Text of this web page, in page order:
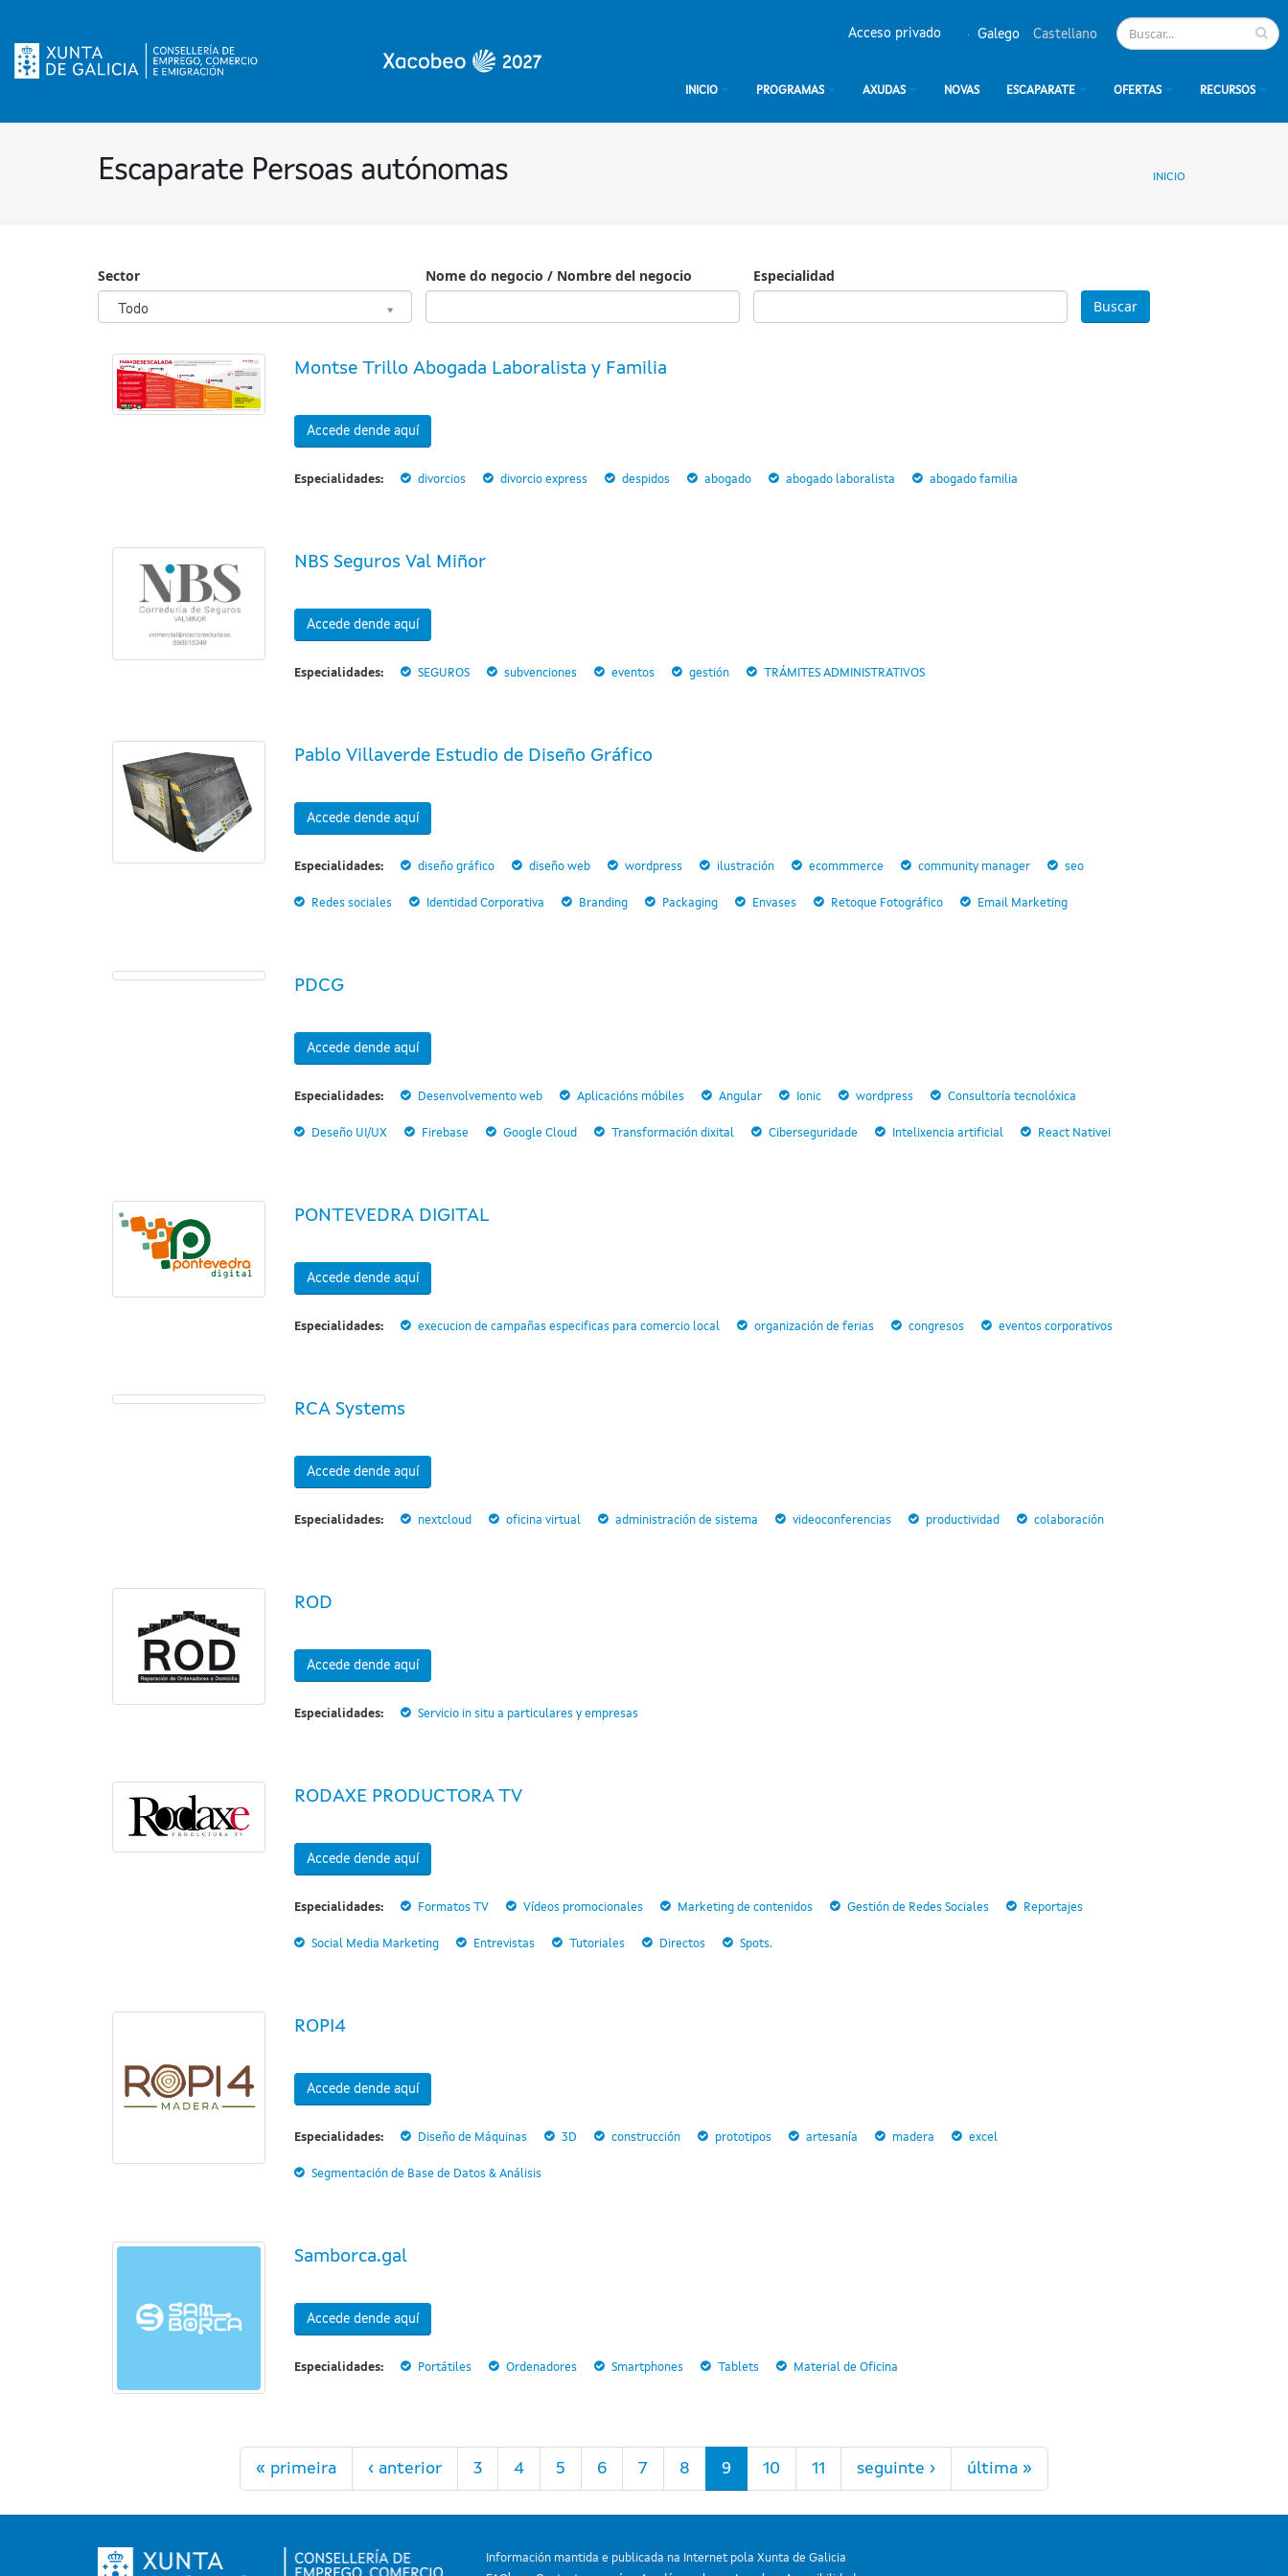
Galego Castellano
Acceso privado
INICIO PROGRAMAS AXUDAS NOVAS ESCAPARATE OFERTAS RECURSOS
Escaparate Persoas autónomas INICIO
Sector
Todo
Sector
Nome do negocio / Nombre del negocio
Especialidad
Montse Trillo Abogada Laboralista y Familia
Accede dende aquí
Especialidades: divorcios divorcio express despidos abogado abogado laboralista abogado familia
NBS Seguros Val Miñor
Accede dende aquí
Especialidades: SEGUROS subvenciones eventos gestión TRÁMITES ADMINISTRATIVOS
Pablo Villaverde Estudio de Diseño Gráfico
Accede dende aquí
Especialidades: diseño gráfico diseño web wordpress ilustración ecommmerce community manager seo
Redes sociales Identidad Corporativa Branding Packaging Envases Retoque Fotográfico Email Marketing
PDCG
Accede dende aquí
Especialidades: Desenvolvemento web Aplicacións móbiles Angular Ionic wordpress Consultoría tecnolóxica
Deseño UI/UX Firebase Google Cloud Transformación dixital Ciberseguridade Intelixencia artificial React Nativei
PONTEVEDRA DIGITAL
Accede dende aquí
Especialidades: execucion de campañas especificas para comercio local organización de ferias congresos eventos corporativos
RCA Systems
Accede dende aquí
Especialidades: nextcloud oficina virtual administración de sistema videoconferencias productividad colaboración
ROD
Accede dende aquí
Especialidades: Servicio in situ a particulares y empresas
RODAXE PRODUCTORA TV
Accede dende aquí
Especialidades: Formatos TV Vídeos promocionales Marketing de contenidos Gestión de Redes Sociales Reportajes
Social Media Marketing Entrevistas Tutoriales Directos Spots.
ROPI4
Accede dende aquí
Especialidades: Diseño de Máquinas 3D construcción prototipos artesanía madera excel
Segmentación de Base de Datos & Análisis
Samborca.gal
Accede dende aquí
Especialidades: Portátiles Ordenadores Smartphones Tablets Material de Oficina
« primeira ‹ anterior 3 4 5 6 7 8 9 10 11 seguinte › última »
Información mantida e publicada na Internet pola Xunta de Galicia